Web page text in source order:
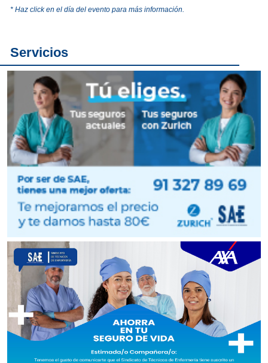
* Haz click en el día del evento para más información.
Servicios